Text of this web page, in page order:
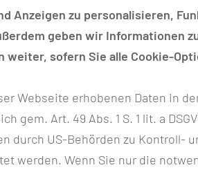
Anzeigen zu personalisieren,
geben wir Informationen
weiter, sofern Sie alle Cookie-
Webseite erhobenen Daten in
gem. Art. 49 Abs. 1 S. 1 lit. a
durch US-Behörden zu
werden. Wenn Sie nur die